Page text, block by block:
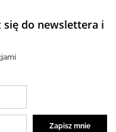
się do newslettera i